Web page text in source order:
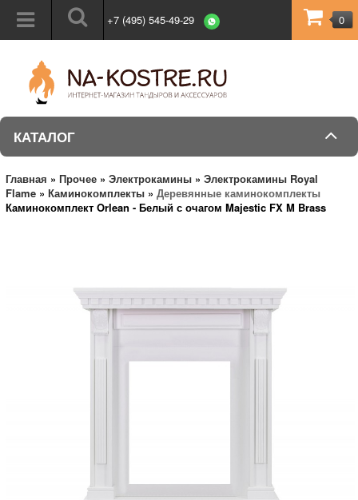
+7 (495) 545-49-29 0
КАТАЛОГ
Главная » Прочее » Электрокамины » Электрокамины Royal
Flame » Каминокомплекты » Деревянные каминокомплекты
Каминокомплект Orlean - Белый с очагом Majestic FX M Brass